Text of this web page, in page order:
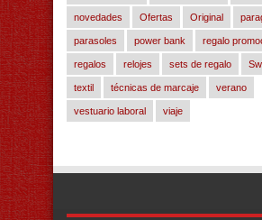
novedades Ofertas Original
parasoles power bank regalo
regalos relojes sets de regalo
textil técnicas de marcaje verano
vestuario laboral viaje